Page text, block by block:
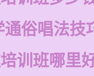
通俗唱法技
训班哪里